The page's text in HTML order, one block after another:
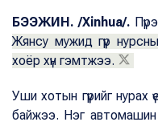
БЭЭЖИН./Xinhua/.
Жянсу мужид гүүр
хоёр хүн гэмтжээ.
Уши хотын гүүрийг нурах
байжээ. Нэг автомашин